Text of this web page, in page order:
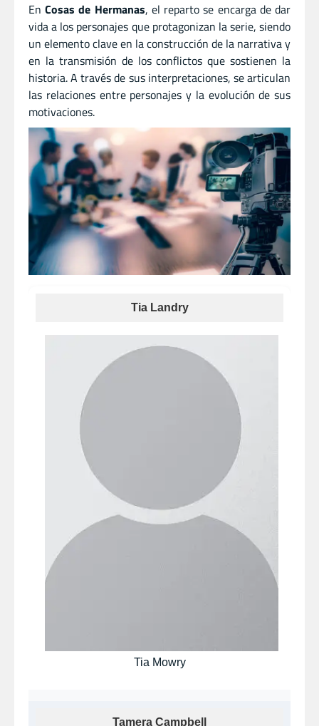
EnCosas de Hermanas, el reparto se encarga de dar
vida a los personajes que protagonizan la serie, siendo
un elemento clave en la construcción de la narrativa y
en la transmisión de los conflictos que sostienen la
historia. A través de sus interpretaciones, se articulan
las relaciones entre personajes y la evolución de sus
motivaciones.
Tia Landry
Tia Mowry
Tamera Campbell